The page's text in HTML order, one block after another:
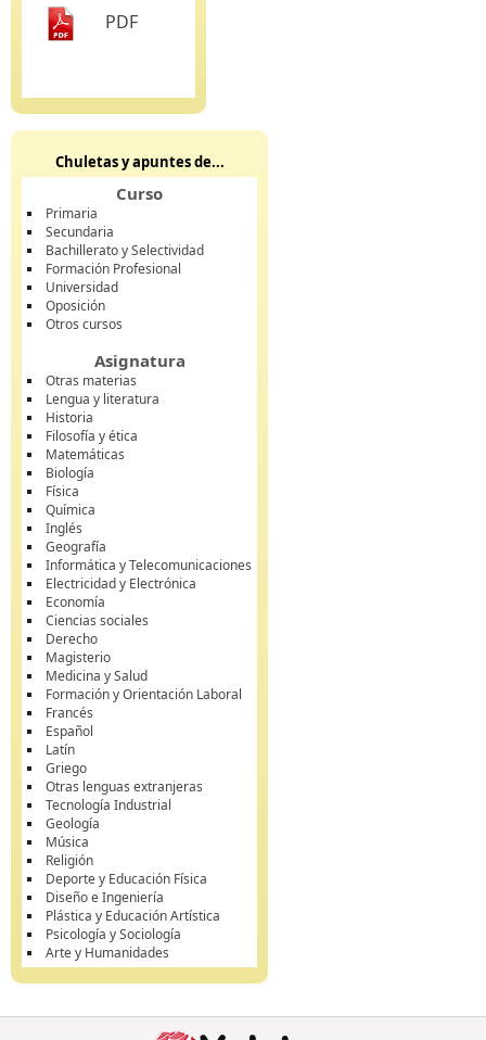
PDF
Chuletas y apuntes de...
Curso
Primaria
Secundaria
Bachillerato y Selectividad
Formación Profesional
Universidad
Oposición
Otros cursos
Asignatura
Otras materias
Lengua y literatura
Historia
Filosofía y ética
Matemáticas
Biología
Física
Química
Inglés
Geografía
Informática y Telecomunicaciones
Electricidad y Electrónica
Economía
Ciencias sociales
Derecho
Magisterio
Medicina y Salud
Formación y Orientación Laboral
Francés
Español
Latín
Griego
Otras lenguas extranjeras
Tecnología Industrial
Geología
Música
Religión
Deporte y Educación Física
Diseño e Ingeniería
Plástica y Educación Artística
Psicología y Sociología
Arte y Humanidades